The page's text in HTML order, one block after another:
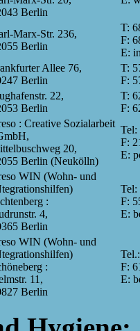
Berlin
Marx-Str. 236,
Berlin
T:
F:
E:
Allee 76,
Berlin
T:
F:
22,
Berlin
T:
F:
: Creative Sozialarbeit
20,
Berlin (Neukölln)
Tel:
F:
E:
WIN (Wohn- und
:
4,
Berlin
Tel:
F:
E:
WIN (Wohn- und
:
11,
Berlin
F:
E: